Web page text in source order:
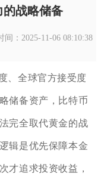
的战略储备
间：2025-11-06 08:10:38
、全球官方接受度
储备资产，比特币
完全取代黄金的战
辑是优先保障本金
才追求投资收益，